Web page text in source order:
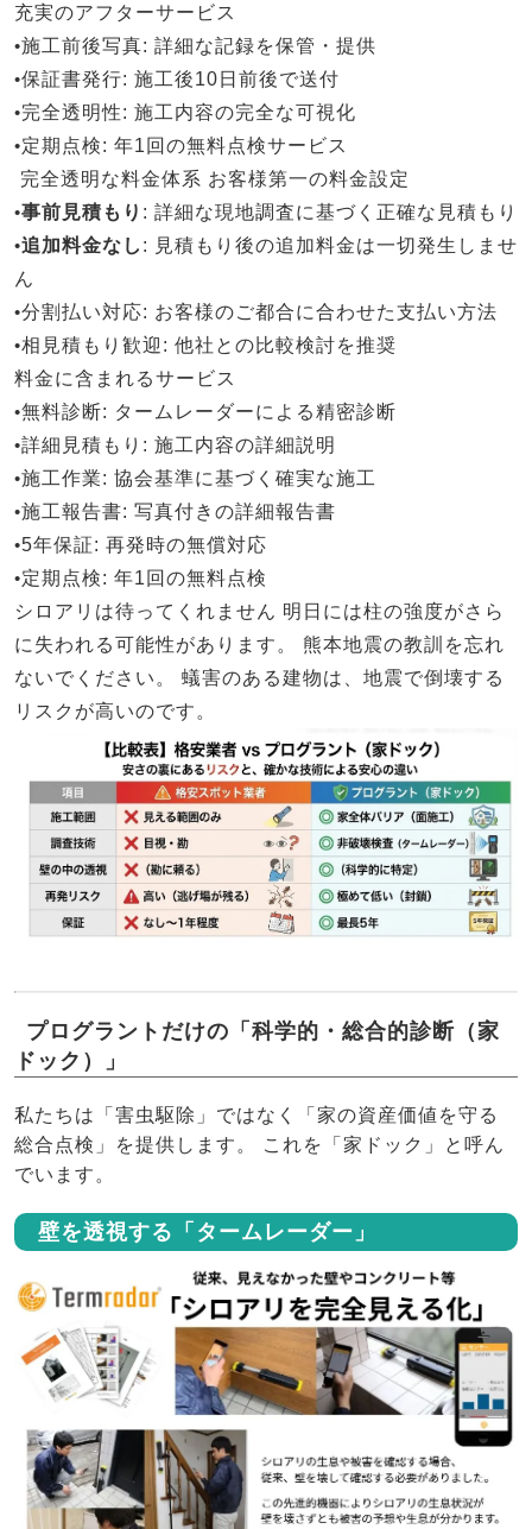
充実のアフターサービス
•施工前後写真: 詳細な記録を保管・提供
•保証書発行: 施工後10日前後で送付
•完全透明性: 施工内容の完全な可視化
•定期点検: 年1回の無料点検サービス
完全透明な料金体系 お客様第一の料金設定
•事前見積もり : 詳細な現地調査に基づく正確な見積もり
•追加料金なし : 見積もり後の追加料金は一切発生しませ
ん
•分割払い対応: お客様のご都合に合わせた支払い方法
•相見積もり歓迎 : 他社との比較検討を推奨
料金に含まれるサービス
•無料診断: タームレーダーによる精密診断
•詳細見積もり : 施工内容の詳細説明
•施工作業: 協会基準に基づく確実な施工
•施工報告書: 写真付きの詳細報告書
•5年保証: 再発時の無償対応
•定期点検: 年1回の無料点検
シロアリは待ってくれません 明日には柱の強度がさら
に失われる可能性があります。
熊本地震の教訓を忘れ
ないでください。
蟻害のある建物は、地震で倒壊する
リスクが高いのです。
プログラントだけの「科学的・総合的診断（家
ドック）」
私たちは「害虫駆除」ではなく「家の資産価値を守る
総合点検」を提供します。 これを「家ドック」と呼ん
でいます。
壁を透視する「タームレーダー」